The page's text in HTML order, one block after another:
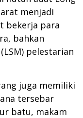
menjadi
bekerja para
bahkan
pelestarian
juga memiliki
tersebar
batu, makam